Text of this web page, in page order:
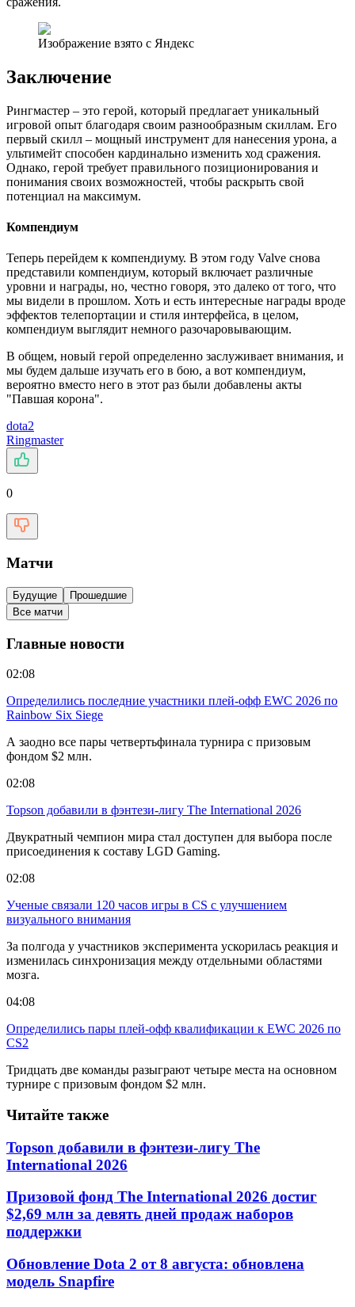
Изображение взято с Яндекс
Заключение
Рингмастер – это герой, который предлагает уникальный
игровой опыт благодаря своим разнообразным скиллам. Его
первый скилл – мощный инструмент для нанесения урона, а
ультимейт способен кардинально изменить ход сражения.
Однако, герой требует правильного позиционирования и
понимания своих возможностей, чтобы раскрыть свой
потенциал на максимум.
Компендиум
Теперь перейдем к компендиуму. В этом году Valve снова
представили компендиум, который включает различные
уровни и награды, но, честно говоря, это далеко от того, что
мы видели в прошлом. Хоть и есть интересные награды вроде
эффектов телепортации и стиля интерфейса, в целом,
компендиум выглядит немного разочаровывающим.
В общем, новый герой определенно заслуживает внимания, и
мы будем дальше изучать его в бою, а вот компендиум,
вероятно вместо него в этот раз были добавлены акты
"Павшая корона".
dota2
Ringmaster
0
Матчи
Будущие
Прошедшие
Все матчи
Главные новости
02:08
Определились последние участники плей-офф EWC 2026 по
Rainbow Six Siege
А заодно все пары четвертьфинала турнира с призовым
фондом $2 млн.
02:08
Topson добавили в фэнтези-лигу The International 2026
Двукратный чемпион мира стал доступен для выбора после
присоединения к составу LGD Gaming.
02:08
Ученые связали 120 часов игры в CS с улучшением
визуального внимания
За полгода у участников эксперимента ускорилась реакция и
изменилась синхронизация между отдельными областями
мозга.
04:08
Определились пары плей-офф квалификации к EWC 2026 по
CS2
Тридцать две команды разыграют четыре места на основном
турнире с призовым фондом $2 млн.
Читайте также
Topson добавили в фэнтези-лигу The
International 2026
Призовой фонд The International 2026 достиг
$2,69 млн за девять дней продаж наборов
поддержки
Обновление Dota 2 от 8 августа: обновлена
модель Snapfire